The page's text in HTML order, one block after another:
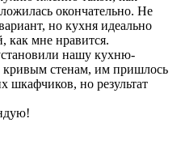
окончательно. Не
но кухня идеально
как мне нравится.
нашу кухню-
кривым стенам, им пришлось
шкафчиков, но результат